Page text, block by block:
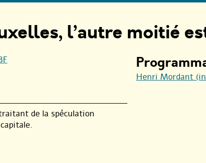
l’autre moitié
de la spéculation
Henri Mordant